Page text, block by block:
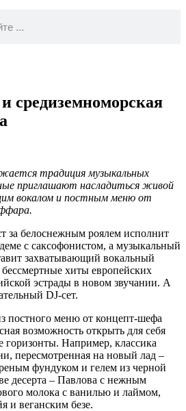
средиземноморская
традиция музыкальных
приглашают насладиться живой
вокалом и постным меню от
за белоснежным роялем исполнит
с саксофонистом, а музыкальный
захватывающий вокальный
хиты европейских
эстрады в новом звучании. А
DJ-сет.
постного меню от концепт-шефа
возможность открыть для себя
горизонты. Например, классика
пересмотренная на новый лад –
фундуком и гелем из черной
десерта – Павлова с нежным
молока с ванилью и лаймом,
и веганским безе.